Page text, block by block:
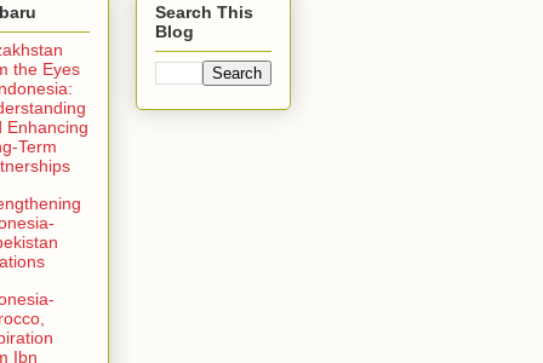
the Eyes
Enhancing
Term
Ibn
Search This
Blog